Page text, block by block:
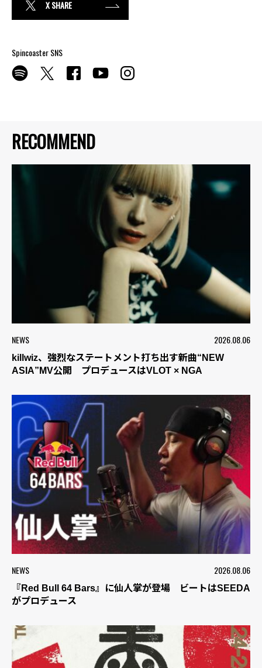
RECOMMEND
NEWS 2026.08.06
killwiz、強烈なステートメント打ち出す新曲“NEW
ASIA”MV公開 プロデュースはVLOT × NGA
NEWS 2026.08.06
『Red Bull 64 Bars』に仙人掌が登場 ビートはSEEDA
がプロデュース
X SHARE
Spincoaster SNS